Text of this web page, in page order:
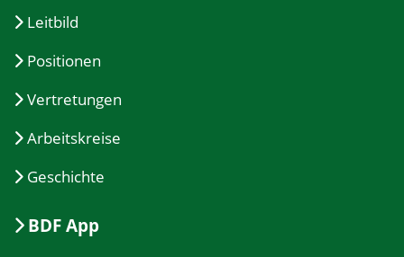
Leitbild
Positionen
Vertretungen
Arbeitskreise
Geschichte
BDF App